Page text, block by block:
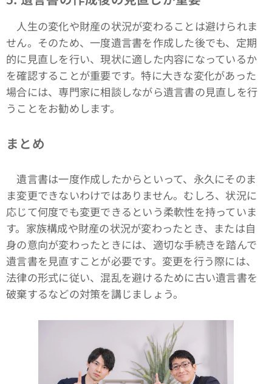
人生の変化や財産の状況が変わることは避けられま
せん。そのため、一度遺言書を作成した後でも、定期
的に見直しを行い、現状に適した内容になっているか
を確認することが重要です。特に大きな変化があった
場合には、専門家に相談しながら遺言書の見直しを行
うことをお勧めします。
まとめ
遺言書は一度作成したからといって、永久にそのま
ま変更できないわけではありません。むしろ、状況に
応じて何度でも変更できるという柔軟性を持っていま
す。家族構成や財産の状況が変わったとき、または自
身の意向が変わったときには、適切な手続きを踏んで
遺言書を見直すことが必要です。変更を行う際には、
法律の形式に従い、混乱を避けるために古い遺言書を
破棄するなどの対策を講じましょう。